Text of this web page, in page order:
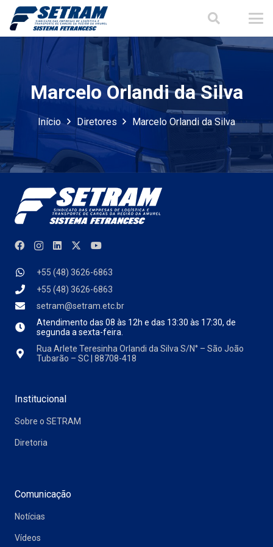
Marcelo Orlandi da Silva
Início Diretores Marcelo Orlandi da Silva
+55 (48) 3626-6863
+55 (48) 3626-6863
setram@setram.etc.br
Atendimento das 08 às 12h e das 13:30 às 17:30, de
segunda a sexta-feira.
Rua Arlete Teresinha Orlandi da Silva S/N° – São João
Tubarão – SC | 88708-418
Institucional
Sobre o SETRAM
Diretoria
Comunicação
Notícias
Vídeos